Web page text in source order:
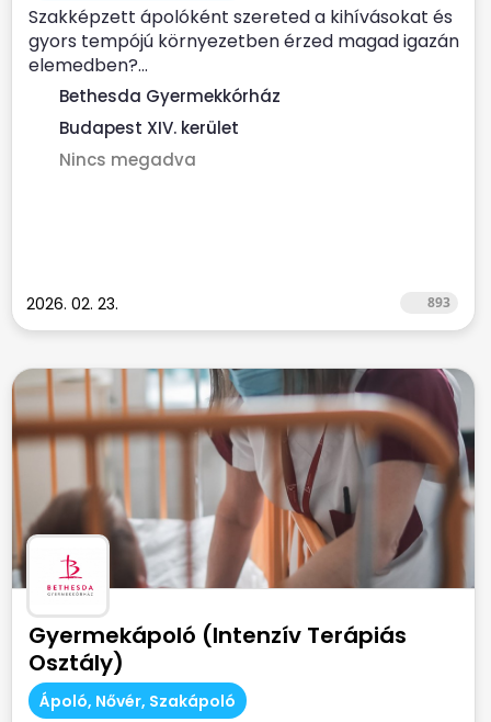
Szakképzett ápolóként szereted a kihívásokat és
gyors tempójú környezetben érzed magad igazán
elemedben?...
Bethesda Gyermekkórház
Budapest XIV. kerület
Nincs megadva
2026. 02. 23. 893
Gyermekápoló (Intenzív Terápiás
Osztály)
Ápoló, Nővér, Szakápoló